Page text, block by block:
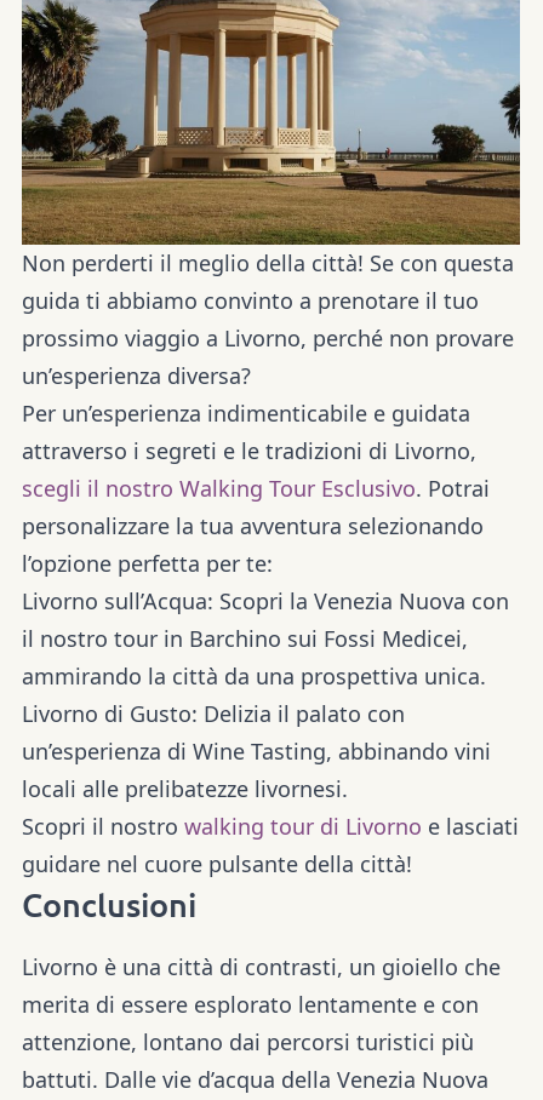
Non perderti il meglio della città! Se con questa
guida ti abbiamo convinto a prenotare il tuo
prossimo viaggio a Livorno, perché non provare
un’esperienza diversa?
Per un’esperienza indimenticabile e guidata
attraverso i segreti e le tradizioni di Livorno,
scegli il nostro Walking Tour Esclusivo. Potrai
personalizzare la tua avventura selezionando
l’opzione perfetta per te:
Livorno sull’Acqua: Scopri la Venezia Nuova con
il nostro tour in Barchino sui Fossi Medicei,
ammirando la città da una prospettiva unica.
Livorno di Gusto: Delizia il palato con
un’esperienza di Wine Tasting, abbinando vini
locali alle prelibatezze livornesi.
Scopri il nostro walking tour di Livorno e lasciati
guidare nel cuore pulsante della città!
Conclusioni
Livorno è una città di contrasti, un gioiello che
merita di essere esplorato lentamente e con
attenzione, lontano dai percorsi turistici più
battuti. Dalle vie d’acqua della Venezia Nuova